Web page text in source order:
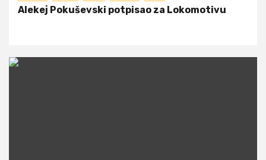
Alekej Pokuševski potpisao za Lokomotivu